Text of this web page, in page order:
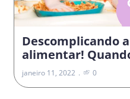
Descomplicando
alimentar!
janeiro 11, 2022 0